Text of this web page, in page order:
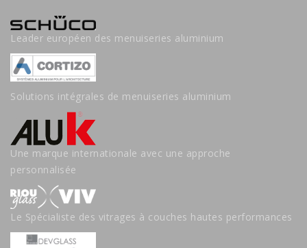
Leader européen des menuiseries aluminium
Solutions intégrales de menuiseries aluminium
Une marque internationale avec une approche
personnalisée
Le Spécialiste des vitrages à couches hautes performances